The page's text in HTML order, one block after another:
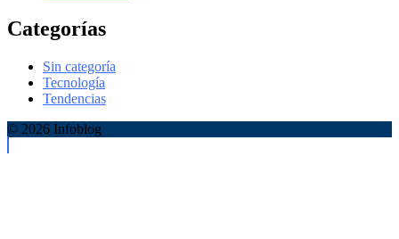
Categorías
Sin categoría
Tecnología
Tendencias
© 2026 Infoblog